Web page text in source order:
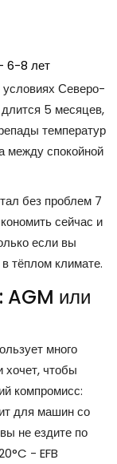
6-8 лет
условиях Северо-
5 месяцев,
температур
между спокойной
без проблем 7
сейчас и
если вы
тёплом климате.
AGM или
много
хочет, чтобы
компромисс:
для машин со
не ездите по
- EFB